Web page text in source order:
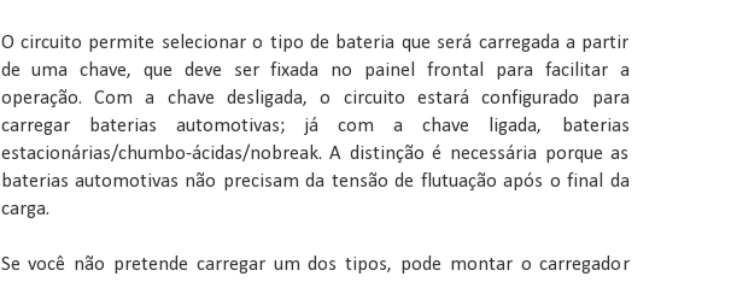
O circuito permite selecionar o tipo de bateria que será carregada a partir
de uma chave, que deve ser fixada no painel frontal para facilitar a
operação. Com a chave desligada, o circuito estará configurado para
carregar baterias automotivas; já com a chave ligada, baterias
estacionárias/chumbo-ácidas/nobreak. A distinção é necessária porque as
baterias automotivas não precisam da tensão de flutuação após o final da
carga.
Se você não pretende carregar um dos tipos, pode montar o carregador